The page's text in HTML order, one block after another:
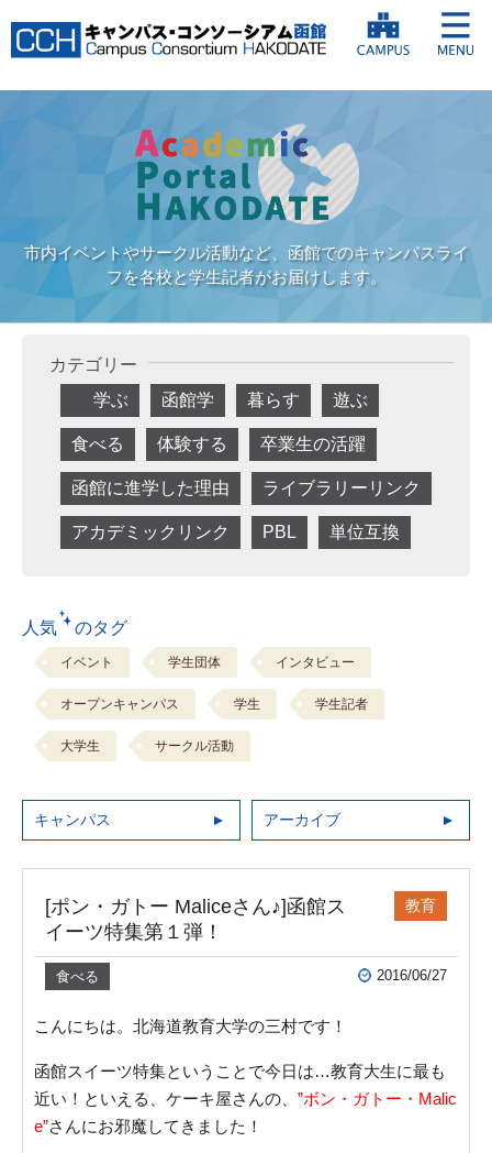
市内イベントやサークル活動など、函館でのキャンパスライ
フを各校と学生記者がお届けします。
カテゴリー
学ぶ
函館学 暮らす 遊ぶ
食べる 体験する 卒業生の活躍
函館に進学した理由 ライブラリーリンク
アカデミックリンク PBL 単位互換
人気 のタグ
イベント 学生団体 インタビュー
オープンキャンパス 学生 学生記者
大学生 サークル活動
キャンパス アーカイブ
[ポン・ガトー Maliceさん♪]函館ス
イーツ特集第１弾！
教育
食べる 2016/06/27
こんにちは。北海道教育大学の三村です！
函館スイーツ特集ということで今日は…教育大生に最も
近い！といえる、ケーキ屋さんの、 ”ボン・ガトー・Malic
e”さんにお邪魔してきました！